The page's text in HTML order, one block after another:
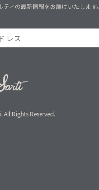
ティの最新情報をお届けいたします。
All Rights Reserved.